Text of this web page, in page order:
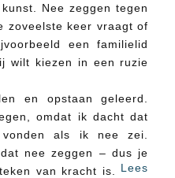
Nee zeggen tegen
zoveelste keer vraagt of
een familielid
wilt kiezen in een ruzie
en opstaan geleerd.
omdat ik dacht dat
als ik nee zei.
nee zeggen – dus je
van kracht is. Lees